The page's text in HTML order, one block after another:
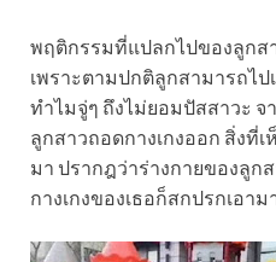
พฤติกรรมที่แปลกไปของลูกส
เพราะตามปกติลูกสามารถไป
ทำไมจู่ๆ ถึงไม่ยอมปัสสาวะ จ
ลูกสาวถอดกางเกงออก สิ่งที่
มา ปรากฎว่าร่างกายของลูก
กางเกงของเธอก็สกปรกเอาม